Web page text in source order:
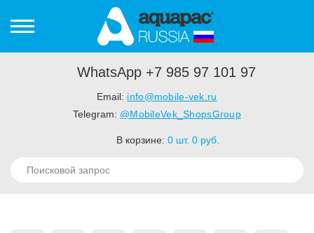
WhatsApp +7 985 97 101 97
Email: info@mobile-vek.ru
Telegram: @MobileVek_ShopsGroup
В корзине: 0шт. 0руб.